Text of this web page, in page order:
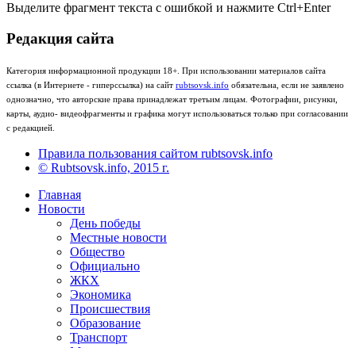
Выделите фрагмент текста с ошибкой и нажмите Ctrl+Enter
Редакция сайта
Категория информационной продукции 18+. При использовании материалов сайта
ссылка (в Интернете - гиперссылка) на сайт rubtsovsk.info обязательна, если не заявлено
однозначно, что авторские права принадлежат третьим лицам. Фотографии, рисунки,
карты, аудио- видеофрагменты и графика могут использоваться только при согласовании
с редакцией.
Правила пользования сайтом rubtsovsk.info
© Rubtsovsk.info, 2015 г.
Главная
Новости
День победы
Местные новости
Общество
Официально
ЖКХ
Экономика
Происшествия
Образование
Транспорт